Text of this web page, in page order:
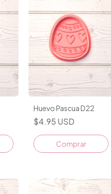
Huevo Pascua D22
$4.95 USD
Comprar